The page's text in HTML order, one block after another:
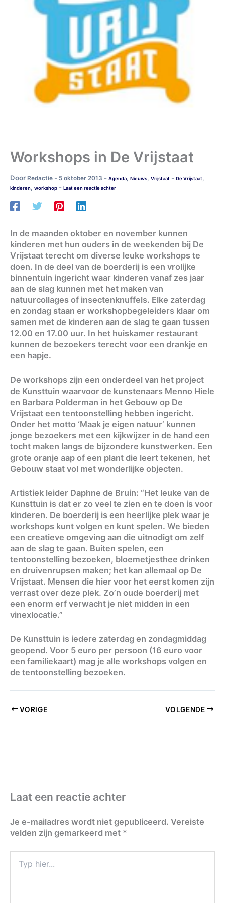
Workshops in De Vrijstaat
Door Redactie - 5 oktober 2013 - Agenda, Nieuws, Vrijstaat - De Vrijstaat,
kinderen, workshop - Laat een reactie achter
In de maanden oktober en november kunnen
kinderen met hun ouders in de weekenden bij De
Vrijstaat terecht om diverse leuke workshops te
doen. In de deel van de boerderij is een vrolijke
binnentuin ingericht waar kinderen vanaf zes jaar
aan de slag kunnen met het maken van
natuurcollages of insectenknuffels. Elke zaterdag
en zondag staan er workshopbegeleiders klaar om
samen met de kinderen aan de slag te gaan tussen
12.00 en 17.00 uur. In het huiskamer restaurant
kunnen de bezoekers terecht voor een drankje en
een hapje.
De workshops zijn een onderdeel van het project
de Kunsttuin waarvoor de kunstenaars Menno Hiele
en Barbara Polderman in het Gebouw op De
Vrijstaat een tentoonstelling hebben ingericht.
Onder het motto ‘Maak je eigen natuur’ kunnen
jonge bezoekers met een kijkwijzer in de hand een
tocht maken langs de bijzondere kunstwerken. Een
grote oranje aap of een plant die leert tekenen, het
Gebouw staat vol met wonderlijke objecten.
Artistiek leider Daphne de Bruin: “Het leuke van de
Kunsttuin is dat er zo veel te zien en te doen is voor
kinderen. De boerderij is een heerlijke plek waar je
workshops kunt volgen en kunt spelen. We bieden
een creatieve omgeving aan die uitnodigt om zelf
aan de slag te gaan. Buiten spelen, een
tentoonstelling bezoeken, bloemetjesthee drinken
en druivenrupsen maken; het kan allemaal op De
Vrijstaat. Mensen die hier voor het eerst komen zijn
verrast over deze plek. Zo’n oude boerderij met
een enorm erf verwacht je niet midden in een
vinexlocatie.”
De Kunsttuin is iedere zaterdag en zondagmiddag
geopend. Voor 5 euro per persoon (16 euro voor
een familiekaart) mag je alle workshops volgen en
de tentoonstelling bezoeken.
VORIGE VOLGENDE
Laat een reactie achter
Je e-mailadres wordt niet gepubliceerd. Vereiste
velden zijn gemarkeerd met *
hier...